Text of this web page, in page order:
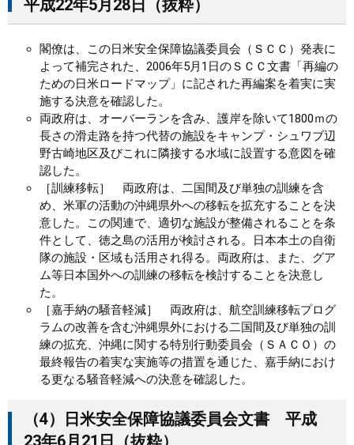
平成22年5月28日（抜粋）
閣僚は、この日米安全保障協議委員会（ＳＣＣ）発表に
よって補完された、2006年5月1日のＳＣＣ文書「再編の
ための日米ロードマップ」に記された再編案を着実に実
施する決意を確認した。
両政府は、オーバーランを含み、護岸を除いて1800ｍの
長さの滑走路を持つ代替の施設をキャンプ・シュワブ辺
野古崎地区及びこれに隣接する水域に設置する意図を確
認した。
［訓練移転］ 両政府は、二国間及び単独の訓練を含
め、米軍の活動の沖縄県外への移転を拡充することを決
意した。この関連で、適切な施設が整備されることを条
件として、徳之島の活用が検討される。日本本土の自衛
隊の施設・区域も活用され得る。両政府は、また、グア
ム等日本国外への訓練の移転を検討することを決意し
た。
［嘉手納の騒音軽減］ 両政府は、航空訓練移転プログ
ラムの改善を含む沖縄県外における二国間及び単独の訓
練の拡充、沖縄に関する特別行動委員会（ＳＡＣＯ）の
最終報告の着実な実施等の措置を通じた、嘉手納におけ
る更なる騒音軽減への決意を確認した。
（4）日米安全保障協議委員会文書 平成
23年6月21日（抜粋）